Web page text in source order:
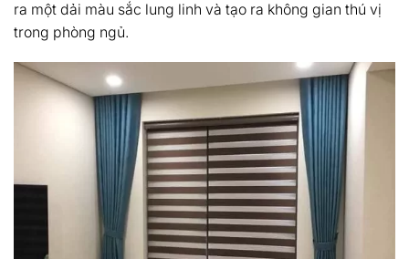
ra một dải màu sắc lung linh và tạo ra không gian thú vị
trong phòng ngủ.